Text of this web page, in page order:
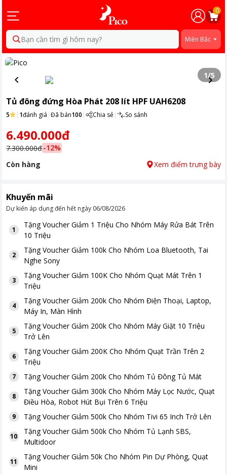
0
Bạn cần tìm gì hôm nay? Miền Bắc
1/5
Tủ đông đứng Hòa Phát 208 lít HPF UAH6208
5 | 1đánh giá |Đã bán100 | Chia sẻ| So sánh
6.490.000đ
7.300.000đ-12%
Còn hàng
Xem điểm trưng bày
Khuyến mãi
Dự kiến áp dụng đến hết ngày 06/08/2026
1
TặngVoucher Giảm 1 Triệu Cho Nhóm Máy Rửa Bát Trên
10 Triệu
2
TặngVoucher Giảm 100k Cho Nhóm Loa Bluetooth, Tai
Nghe Sony
3
TặngVoucher Giảm 100K Cho Nhóm Quạt Mát Trên 1
Triệu
4
TặngVoucher Giảm 200k Cho Nhóm Điện Thoại, Laptop,
Máy In, Màn Hình
5
TặngVoucher Giảm 200k Cho Nhóm Máy Giặt 10 Triệu
Trở Lên
6
TặngVoucher Giảm 200K Cho Nhóm Quạt Trần Trên 2
Triệu
7 TặngVoucher Giảm 200k Cho Nhóm Tủ Đông Tủ Mát
8
TặngVoucher Giảm 300k Cho Nhóm Máy Lọc Nước, Quạt
Điều Hòa, Robot Hút Bụi Trên 6 Triệu
9 TặngVoucher Giảm 500k Cho Nhóm Tivi 65 Inch Trở Lên
10
TặngVoucher Giảm 500k Cho Nhóm Tủ Lạnh SBS,
Multidoor
11
TặngVoucher Giảm 50k Cho Nhóm Pin Dự Phòng, Quạt
Mini